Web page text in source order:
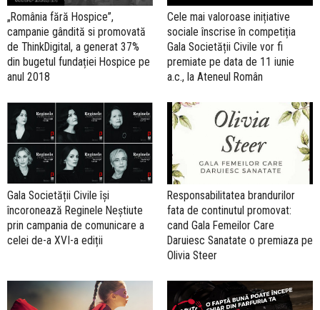
„România fără Hospice”,
campanie gândită si promovată
de ThinkDigital, a generat 37%
din bugetul fundației Hospice pe
anul 2018
Cele mai valoroase inițiative
sociale înscrise în competiția
Gala Societății Civile vor fi
premiate pe data de 11 iunie
a.c., la Ateneul Român
Gala Societății Civile își
încoronează Reginele Neștiute
prin campania de comunicare a
celei de-a XVI-a ediții
Responsabilitatea brandurilor
fata de continutul promovat:
cand Gala Femeilor Care
Daruiesc Sanatate o premiaza pe
Olivia Steer